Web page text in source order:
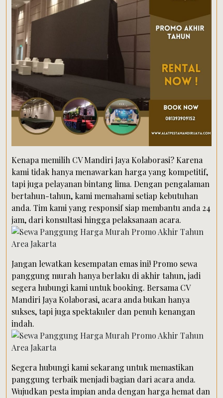
Kenapa memilih CV Mandiri Jaya Kolaborasi? Karena
kami tidak hanya menawarkan harga yang kompetitif,
tapi juga pelayanan bintang lima. Dengan pengalaman
bertahun-tahun, kami memahami setiap kebutuhan
anda. Tim kami yang responsif siap membantu anda 24
jam, dari konsultasi hingga pelaksanaan acara.
Jangan lewatkan kesempatan emas ini! Promo sewa
panggung murah hanya berlaku di akhir tahun, jadi
segera hubungi kami untuk booking. Bersama CV
Mandiri Jaya Kolaborasi, acara anda bukan hanya
sukses, tapi juga spektakuler dan penuh kenangan
indah.
Segera hubungi kami sekarang untuk memastikan
panggung terbaik menjadi bagian dari acara anda.
Wujudkan pesta impian anda dengan harga hemat dan